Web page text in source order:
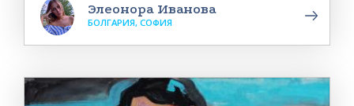
Элеонора Иванова
БОЛГАРИЯ, СОФИЯ